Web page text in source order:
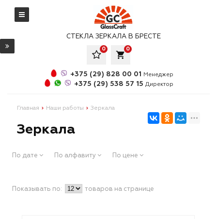
СТЕКЛА ЗЕРКАЛА В БРЕСТЕ
local_grocery_store
0
0
+375 (29) 828 00 01 Менеджер
+375 (29) 538 57 15 Директор
Главная Наши работы Зеркала
Зеркала
По дате По алфавиту По цене
Показывать по: товаров на странице